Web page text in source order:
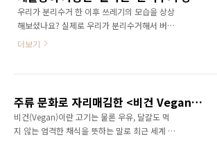
시민실천 활동이다. 침수 우려 지역의 빗물받이
를 중심으로 오염원을 제거하여 빗물범람으로
인한 풍수해를 예방하고, 정화한 후에는 담배꽁
초 등 쓰레기 무단투기로 인해 빗물받이로 오염
를 부착하는 등 지역사회 내 환경보호의 중요성
에도 사랑의 연탄나눔, 러브하우스 주거환경개
선사업, 어린이교통안전 사회공헌..
우리가 분리수거 한 이후 쓰레기의 모습을 상상
해보셨나요? 실제로 우리가 분리수거해서 버린
재활용품 중 극히 일부만이 재활용되고 있습니
께 알아보아요~ 재활용품, 제대로 분리수거하지
않으면 폐기물! 그린피스에 의하면 지금까지 전
세계에서 생산된 플라스틱 83억 톤 중 63억 톤
더보기
주류 문화로 자리매김한 <비건 Vegan>, 종류를 알아보자
비건(Vegan)이란 고기는 물론 우유, 달걀도 먹
지 않는 엄격한 채식을 뜻하는 말로 최근 세계 식